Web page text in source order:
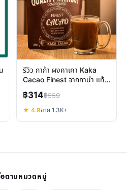
รีวิว กาก้า ผงคาเคา Kaka
Cacao Finest จากกาน่า แท้
100% เพื่อสุขภาพ
฿314฿559
★ 4.9ขาย 1.3K+
อตามหมวดหมู่